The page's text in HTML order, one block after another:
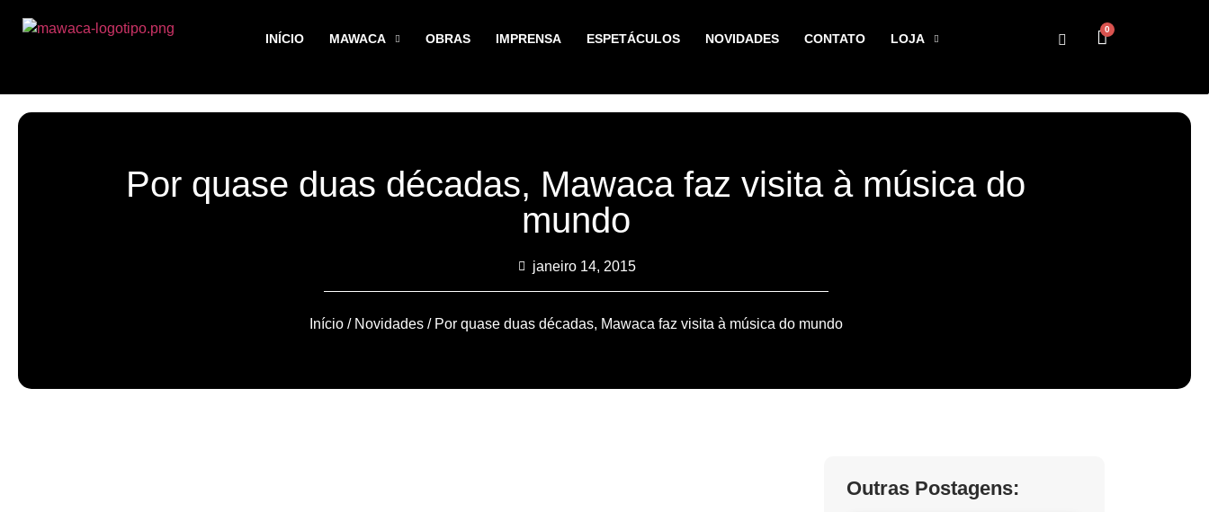
INÍCIO MAWACA OBRAS IMPRENSA ESPETÁCULOS NOVIDADES CONTATO LOJA
0
Por quase duas décadas, Mawaca faz visita à música do
mundo
janeiro 14, 2015
Início/ Novidades/ Por quase duas décadas, Mawaca faz visita à música do mundo
Outras Postagens: